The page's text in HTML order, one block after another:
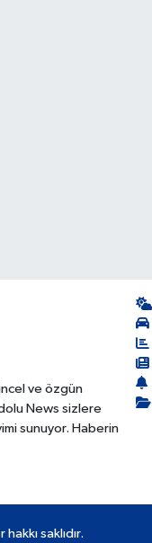
ve özgün
News sizlere
sunuyor. Haberin
saklıdır.